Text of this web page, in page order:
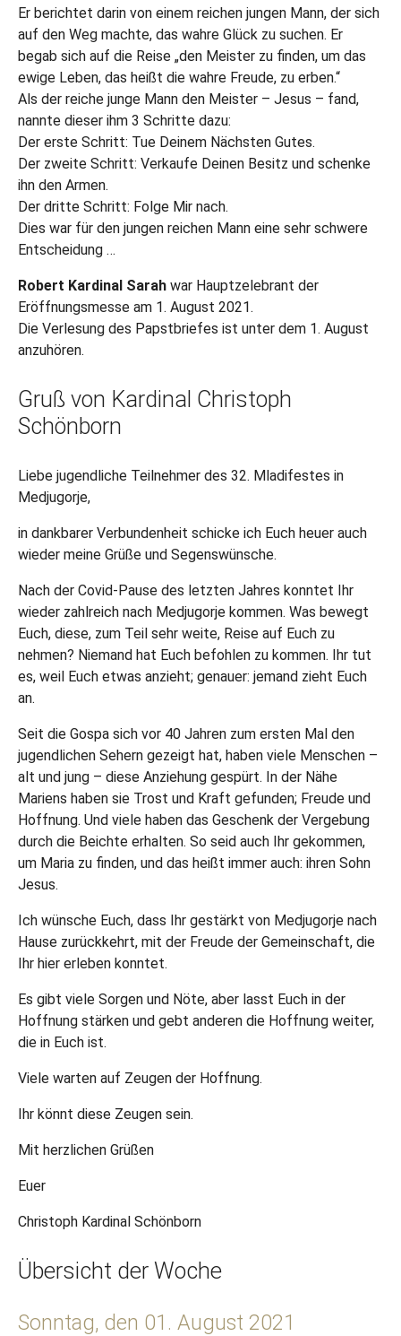
Er berichtet darin von einem reichen jungen Mann, der sich
auf den Weg machte, das wahre Glück zu suchen. Er
begab sich auf die Reise „den Meister zu finden, um das
ewige Leben, das heißt die wahre Freude, zu erben.“
Als der reiche junge Mann den Meister – Jesus – fand,
nannte dieser ihm 3 Schritte dazu:
Der erste Schritt: Tue Deinem Nächsten Gutes.
Der zweite Schritt: Verkaufe Deinen Besitz und schenke
ihn den Armen.
Der dritte Schritt: Folge Mir nach.
Dies war für den jungen reichen Mann eine sehr schwere
Entscheidung …
Robert Kardinal Sarah war Hauptzelebrant der
Eröffnungsmesse am 1. August 2021.
Die Verlesung des Papstbriefes ist unter dem 1. August
anzuhören.
Gruß von Kardinal Christoph
Schönborn
Liebe jugendliche Teilnehmer des 32. Mladifestes in
Medjugorje,
in dankbarer Verbundenheit schicke ich Euch heuer auch
wieder meine Grüße und Segenswünsche.
Nach der Covid-Pause des letzten Jahres konntet Ihr
wieder zahlreich nach Medjugorje kommen. Was bewegt
Euch, diese, zum Teil sehr weite, Reise auf Euch zu
nehmen? Niemand hat Euch befohlen zu kommen. Ihr tut
es, weil Euch etwas anzieht; genauer: jemand zieht Euch
an.
Seit die Gospa sich vor 40 Jahren zum ersten Mal den
jugendlichen Sehern gezeigt hat, haben viele Menschen –
alt und jung – diese Anziehung gespürt. In der Nähe
Mariens haben sie Trost und Kraft gefunden; Freude und
Hoffnung. Und viele haben das Geschenk der Vergebung
durch die Beichte erhalten. So seid auch Ihr gekommen,
um Maria zu finden, und das heißt immer auch: ihren Sohn
Jesus.
Ich wünsche Euch, dass Ihr gestärkt von Medjugorje nach
Hause zurückkehrt, mit der Freude der Gemeinschaft, die
Ihr hier erleben konntet.
Es gibt viele Sorgen und Nöte, aber lasst Euch in der
Hoffnung stärken und gebt anderen die Hoffnung weiter,
die in Euch ist.
Viele warten auf Zeugen der Hoffnung.
Ihr könnt diese Zeugen sein.
Mit herzlichen Grüßen
Euer
Christoph Kardinal Schönborn
Übersicht der Woche
Sonntag, den 01. August 2021